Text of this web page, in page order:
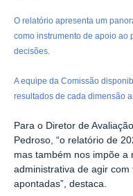
O relatório apresenta um
como instrumento de apoio ao
decisões.
A equipe da Comissão
resultados de cada dimensão
Para o Diretor de
Pedroso, “o relatório de
mas também nos impõe a
administrativa de agir
apontadas”, destaca.